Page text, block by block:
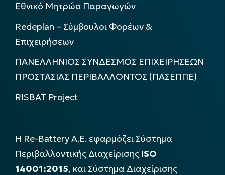
Εθνικό Μητρώο Παραγωγών
Redeplan – Σύμβουλοι Φορέων &
Επιχειρήσεων
ΠΑΝΕΛΛΗΝΙΟΣ ΣΥΝΔΕΣΜΟΣ ΕΠΙΧΕΙΡΗΣΕΩΝ
ΠΡΟΣΤΑΣΙΑΣ ΠΕΡΙΒΑΛΛΟΝΤΟΣ (ΠΑΣΕΠΠΕ)
RISBAT Project
Η Re-Battery Α.Ε. εφαρμόζει Σύστημα
Περιβαλλοντικής Διαχείρισης ISO
14001:2015, και Σύστημα Διαχείρισης